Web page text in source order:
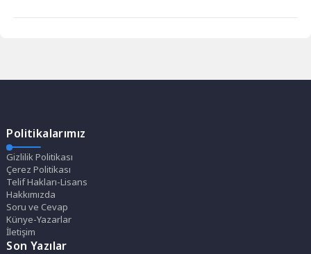
Politikalarımız
Gizlilik Politikası
Çerez Politikası
Telif Hakları-Lisans
Hakkımızda
Soru ve Cevap
Künye-Yazarlar
İletişim
Son Yazılar